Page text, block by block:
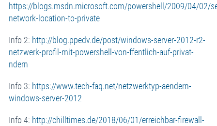
https://blogs.msdn.microsoft.com/powershell/2009/04/02/
network-location-to-private
Info 2: http://blog.ppedv.de/post/windows-server-2012-r2-
netzwerk-profil-mit-powershell-von-ffentlich-auf-privat-
ndern
Info 3: https://www.tech-faq.net/netzwerktyp-aendern-
windows-server-2012
Info 4: http://chilltimes.de/2018/06/01/erreichbar-firewall-